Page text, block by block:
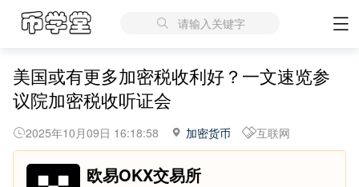
请输入关键字
美国或有更多加密税收利好？一文速览参
议院加密税收听证会
2025年10月09日 16:18:58 加密货币 互联网
欧易OKX交易所